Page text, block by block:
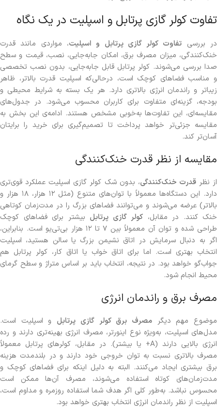
تفاوت کولر گازی پرتابل و اسپلیت در یک نگاه
در بررسی تفاوت کولر گازی پرتابل و اسپلیت، مواردی مانند قدرت
خنک‌کنندگی، میزان مصرف برق، امکان جابه‌جایی، نصب، قیمت و سطح
صدا بررسی می‌شوند. کولر پرتابل قابل جابه‌جایی، بدون نصب تخصصی
و مناسب فضاهای کوچک است، درحالی‌که اسپلیت قدرت بالاتر، ظاهر
زیباتر و راندمان انرژی بالاتری دارد. هر یک بسته به شرایط محیطی و
بودجه، گزینه‌ای متفاوت برای کاربران محسوب می‌شود. در جدول‌های
مقایسه‌ای، این تفاوت‌ها به‌خوبی مشخص هستند. ادامه‌ی این بخش به
مقایسه جزئی‌تر خواهد پرداخت تا تصمیم‌گیری برای خرید را برایتان
آسان‌تر کند.
مقایسه از نظر قدرت خنک‌کنندگی
از نظرقدرت خنک‌کنندگی، بدون شک کولر گازی اسپلیت عملکرد قوی‌تری
دارد. این دستگاه‌ها معمولاً با توان‌های متنوع (مثل ۱۲ هزار، ۱۸ هزار و
بالاتر) عرضه می‌شوند و می‌توانند فضاهای بزرگ را در مدت‌زمان کوتاهی
خنک کنند. در مقابل، کولر گازی پرتابل بیشتر برای فضاهای کوچک
طراحی شده و توان آن معمولاً بین ۷ تا ۱۲ هزار بی‌تی‌یو است. بنابراین،
اگر به دنبال سرمایش در اتاق نشیمن بزرگ یا سالن هستید، اسپلیت
انتخاب بهتری است. اما برای اتاق خواب یا اتاق کار، کولر پرتابل هم
جواب‌گو خواهد بود. در نتیجه، انتخاب باید بر اساس متراژ و سطح گرمای
محیط انجام شود.
مصرف برق و راندمان انرژی
موضوع مهم دیگرمصرف برق کولر گازی پرتابل و اسپلیت است.
مدل‌های اسپلیت، به‌ویژه نوع اینورتر، مصرف انرژی بهینه‌تری دارند و رده
انرژی بالایی دارند (A+ یا بیشتر). در مقابل، کولرهای پرتابل معمولاً
مصرف بالاتری نسبت به توان خروجی خود دارند و در بلندمدت هزینه
برق بیشتری ایجاد می‌کنند. البته به دلیل اینکه برای فضاهای کوچک و
مدت‌زمان‌های کوتاه استفاده می‌شوند، مصرف آن‌ها ممکن است
محسوس نباشد. به‌طور کلی اگر هدف شما استفاده روزمره و مداوم است،
اسپلیت از نظر راندمان انرژی انتخاب بهتری خواهد بود.